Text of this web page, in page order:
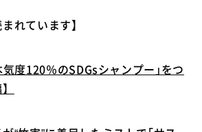
れています】
度120％のSDGsシャンプー｣をつ